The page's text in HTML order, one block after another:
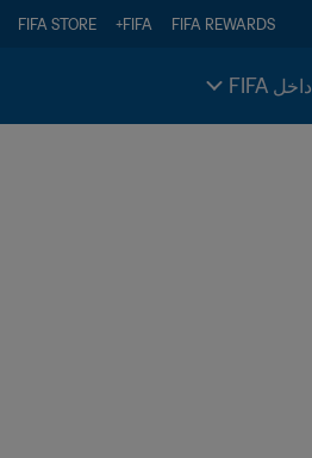
FIFA REWARDS
FIFA+
FIFA STORE
داخل FIFA